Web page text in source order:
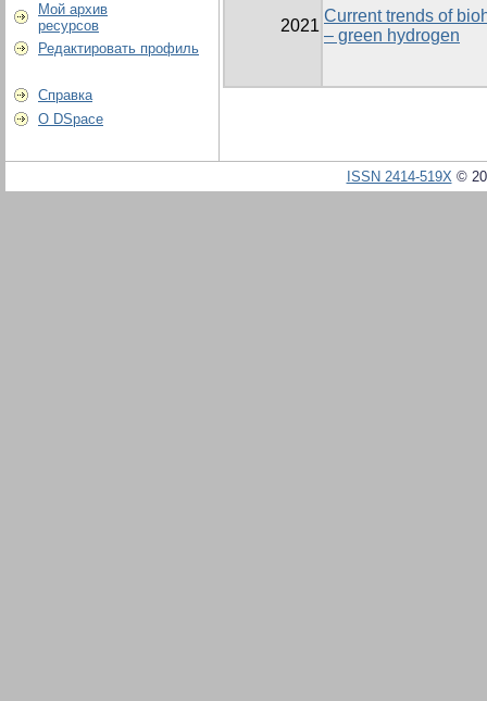
Мой архив
ресурсов
Редактировать профиль
Справка
О DSpace
2021
Current trends of
– green hydrogen
ISSN 2414-519X©